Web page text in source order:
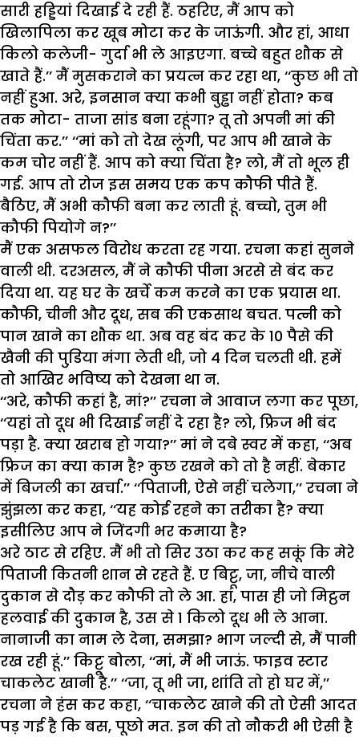
सारी हड्डियां दिखाई दे रही हैं. ठहरिए, मैं आप को
खिलापिला कर खूब मोटा कर के जाऊंगी. और हां, आधा
किलो कलेजी- गुर्दा भी ले आइएगा. बच्चे बहुत शौक से
खाते हैं.’’ मैं मुसकराने का प्रयत्न कर रहा था, ‘‘कुछ भी तो
नहीं हुआ. अरे, इनसान क्या कभी बुड्ढा नहीं होता? कब
तक मोटा- ताजा सांड बना रहूंगा? तू तो अपनी मां की
चिंता कर.’’ ‘‘मां को तो देख लूंगी, पर आप भी खाने के
कम चोर नहीं हैं. आप को क्या चिंता है? लो, मैं तो भूल ही
गई. आप तो रोज इस समय एक कप कौफी पीते हैं.
बैठिए, मैं अभी कौफी बना कर लाती हूं. बच्चो, तुम भी
कौफी पियोगे न?’’
मैं एक असफल विरोध करता रह गया. रचना कहां सुनने
वाली थी. दरअसल, मैं ने कौफी पीना अरसे से बंद कर
दिया था. यह घर के खर्चे कम करने का एक प्रयास था.
कौफी, चीनी और दूध, सब की एकसाथ बचत. पत्नी को
पान खाने का शौक था. अब वह बंद कर के 10 पैसे की
खैनी की पुडि़या मंगा लेती थी, जो 4 दिन चलती थी. हमें
तो आखिर भविष्य को देखना था न.
‘‘अरे, कौफी कहां है, मां?’’ रचना ने आवाज लगा कर पूछा,
‘‘यहां तो दूध भी दिखाई नहीं दे रहा है? लो, फ्रिज भी बंद
पड़ा है. क्या खराब हो गया?’’ मां ने दबे स्वर में कहा, ‘‘अब
फ्रिज का क्या काम है? कुछ रखने को तो है नहीं. बेकार
में बिजली का खर्चा.’’ ‘‘पिताजी, ऐसे नहीं चलेगा,’’ रचना ने
झुंझला कर कहा, ‘‘यह कोई रहने का तरीका है? क्या
इसीलिए आप ने जिंदगी भर कमाया है?
अरे ठाट से रहिए. मैं भी तो सिर उठा कर कह सकूं कि मेरे
पिताजी कितनी शान से रहते हैं. ए बिट्टू, जा, नीचे वाली
दुकान से दौड़ कर कौफी तो ले आ. हां, पास ही जो मिट्ठन
हलवाई की दुकान है, उस से 1 किलो दूध भी ले आना.
नानाजी का नाम ले देना, समझा? भाग जल्दी से, मैं पानी
रख रही हूं.’’ किट्टू बोला, ‘‘मां, मैं भी जाऊं. फाइव स्टार
चाकलेट खानी है.’’ ‘‘जा, तू भी जा, शांति तो हो घर में,’’
रचना ने हंस कर कहा, ‘‘चाकलेट खाने की तो ऐसी आदत
पड़ गई है कि बस, पूछो मत. इन की तो नौकरी भी ऐसी है